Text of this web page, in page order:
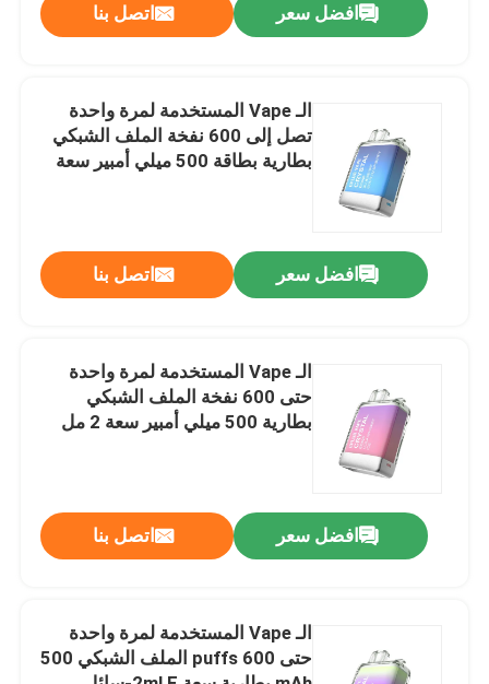
أشرطة فيديو
حول بنا
ضبط الجودة
اتصل بنا
طلب اقتباس
ELFBAR الـ Vape
افضل سعر اتصل بنا
الـ Vape المستخدمة لمرة واحدة
تصل إلى 600 نفخة الملف الشبكي
بطارية بطاقة 500 ميلي أمبير سعة
افضل سعر اتصل بنا
الـ Vape المستخدمة لمرة واحدة
حتى 600 نفخة الملف الشبكي
بطارية 500 ميلي أمبير سعة 2 مل
افضل سعر اتصل بنا
الـ Vape المستخدمة لمرة واحدة
حتى 600 puffs الملف الشبكي 500